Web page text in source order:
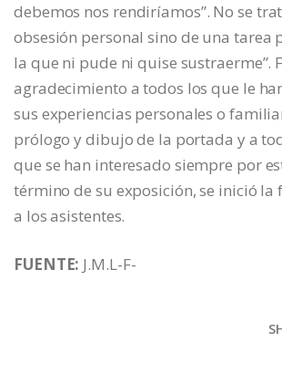
debemos nos rendiríamos”. No se
obsesión personal sino de una tarea
la que ni pude ni quise sustraerme”.
agradecimiento a todos los que le
sus experiencias personales o
prólogo y dibujo de la portada y a
que se han interesado siempre por
término de su exposición, se inició
a los asistentes.
FUENTE: J.M.L-F-